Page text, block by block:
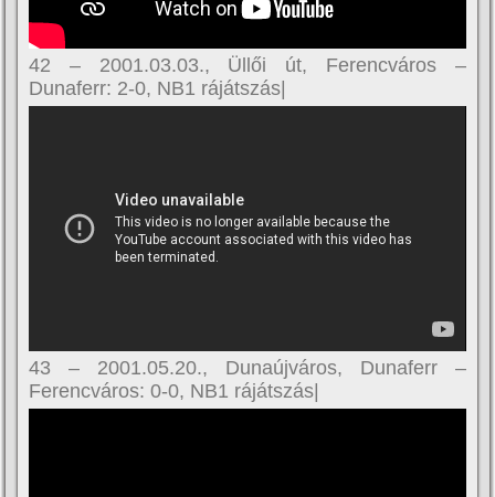
42 – 2001.03.03., Üllői út, Ferencváros –
Dunaferr: 2-0, NB1 rájátszás|
43 – 2001.05.20., Dunaújváros, Dunaferr –
Ferencváros: 0-0, NB1 rájátszás|